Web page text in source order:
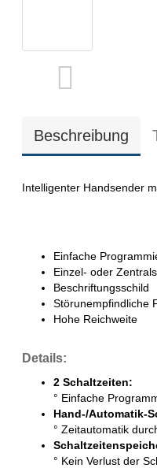
Beschreibung
Intelligenter Handsender
Einfache
Einzel- oder
Beschriftungsschild
Störunempfindliche
Hohe Reichweite
Details:
2 Schaltzeiten:
° Einfache
Hand-/Automatik-
° Zeitautomatik
° Kein Verlust der